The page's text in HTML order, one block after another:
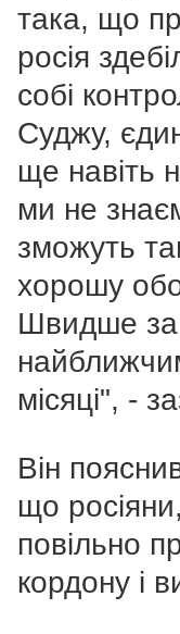
така, що
росія
собі
Суджу,
ще навіть
ми не
зможуть
хорошу
Швидше за
місяці", -
Він
що
повільно
кордону і